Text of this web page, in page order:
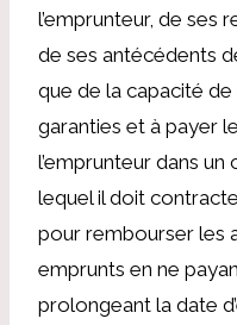
l’emprunteur, de ses
de ses antécédents
que de la capacité de
garanties et à payer
l’emprunteur dans un
lequel il doit
pour rembourser les
emprunts en ne
prolongeant la date